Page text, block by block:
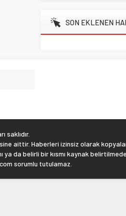
SON EKLENEN
saklıdır.
aittir. Haberleri izinsiz olarak
da belirli bir kısmı kaynak
sorumlu tutulamaz.